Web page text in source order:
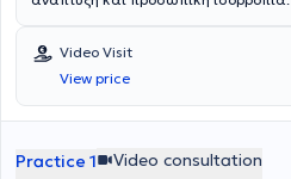
Video Visit
View price
Practice 1 Video consultation